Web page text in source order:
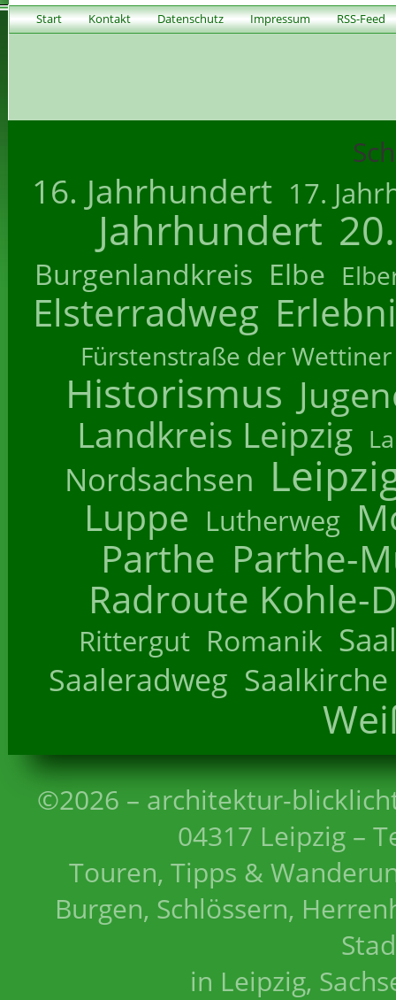
Start Kontakt Datenschutz Impressum RSS-Feed
16. Jahrhundert 17.
Jahrhundert
Burgenlandkreis Elbe
Elsterradweg
Fürstenstraße der Wettiner
Historismus
Landkreis Leipzig
Nordsachsen
Luppe Lutherweg
Parthe Parthe-
Radroute Kohle-
Rittergut Romanik
Saaleradweg Saalkirche
©2026 – architektur-
04317 Leipzig –
Touren, Tipps &
Burgen, Schlössern,
in Leipzig,